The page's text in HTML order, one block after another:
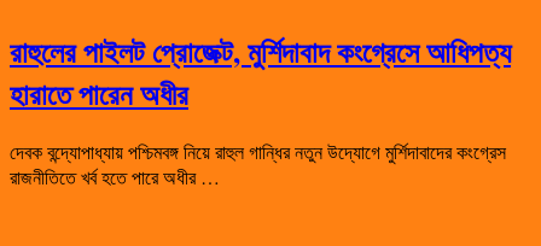
রাহুলের পাইলট প্রোজেক্ট, মুর্শিদাবাদ কংগ্রেসে আধিপত্য
হারাতে পারেন অধীর
দেবক বন্দ্যোপাধ্যায় পশ্চিমবঙ্গ নিয়ে রাহুল গান্ধির নতুন উদ্যোগে মুর্শিদাবাদের কংগ্রেস
রাজনীতিতে খর্ব হতে পারে অধীর …